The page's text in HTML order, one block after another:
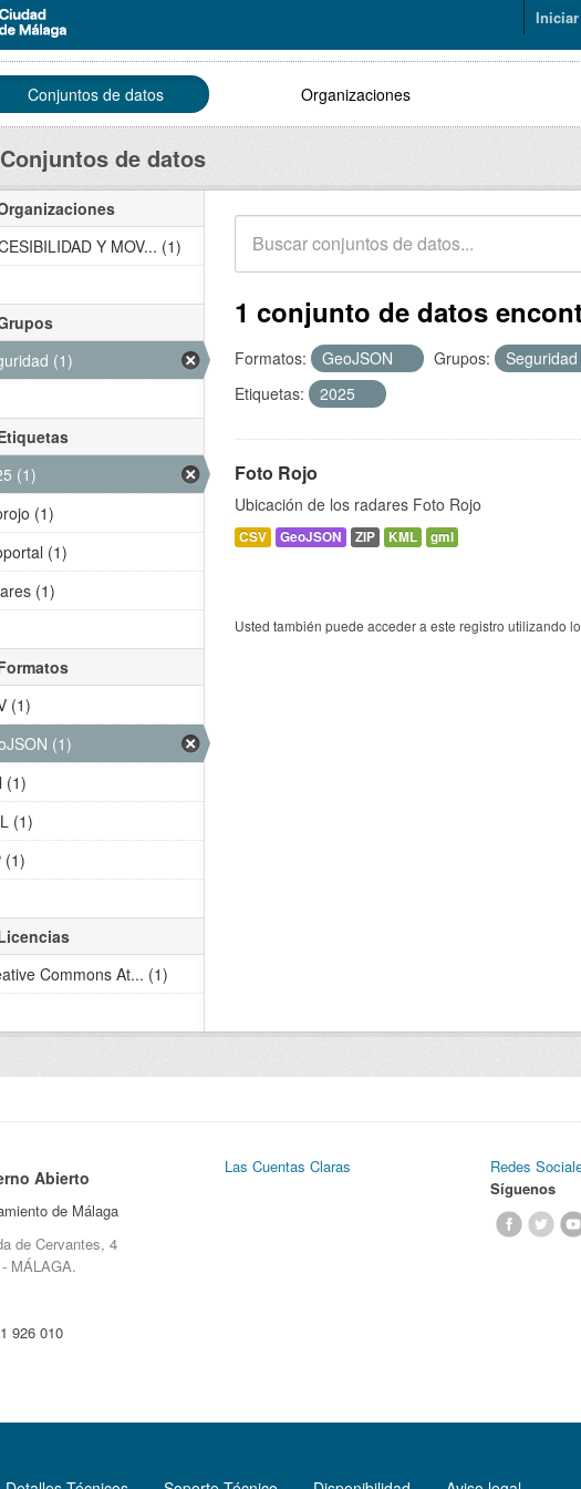
Conjuntos de datos Organizaciones
Conjuntos de datos
1 conjunto de datos
Formatos: GeoJSON Grupos:
Seguridad
Etiquetas:
2025
Foto Rojo
Ubicación de los radares Foto Rojo
CSV GeoJSON ZIP KML gml
Usted también puede acceder a este registro utilizando
Y MOV... (1)
(1)
(1)
(1)
(1)
(1)
(1)
(1)
(1)
(1)
(1)
Commons At... (1)
Abierto
de Málaga
de Cervantes, 4
MÁLAGA.
926 010
Las Cuentas Claras
Redes
Síguenos